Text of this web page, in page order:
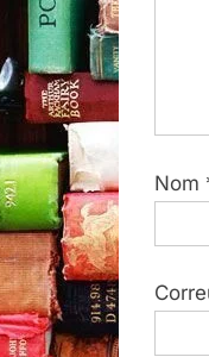
Nom